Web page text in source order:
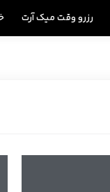
رزرو وقت میک آرت